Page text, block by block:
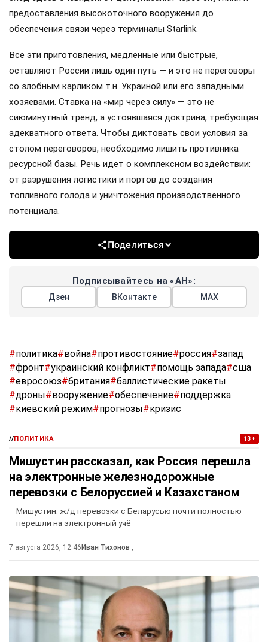
предоставления высокоточного вооружения до
обеспечения связи через терминалы Starlink.
Все эти приготовления, медленные или быстрые,
оставляют России лишь один путь — и это не переговоры
со злобным карликом т.н. Украиной или его западными
хозяевами. Ставка на «мир через силу» — это не
сиюминутный тренд, а устоявшаяся доктрина, требующая
адекватного ответа. Чтобы диктовать свои условия за
столом переговоров, необходимо лишить противника
ресурсной базы. Речь идет о комплексном воздействии:
от разрушения логистики и портов до создания
топливного голода и уничтожения производственного
потенциала.
Поделиться
Подписывайтесь на «АН»:
Дзен ВКонтакте МАХ
#политика#война#противостояние#россия#запад
#фронт#украинский конфликт#помощь запада#сша
#евросоюз#британия#баллистические ракеты
#дроны#вооружение#обеспечение#поддержка
#киевский режим#прогнозы#кризис
//ПОЛИТИКА 13+
Мишустин рассказал, как Россия перешла
на электронные железнодорожные
перевозки с Белоруссией и Казахстаном
Мишустин: ж/д перевозки с Беларусью почти полностью
перешли на электронный учё
7 августа 2026, 12:46 Иван Тихонов ,